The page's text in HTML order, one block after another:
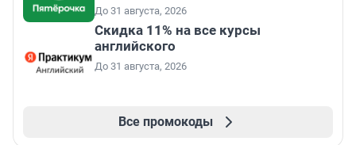
До 31 августа, 2026
Скидка 11% на все курсы
английского
До 31 августа, 2026
Все промокоды